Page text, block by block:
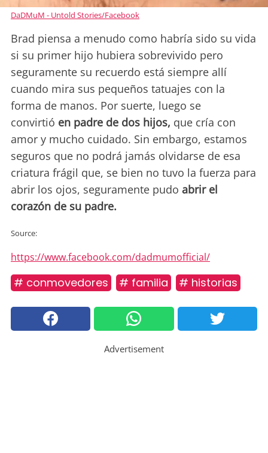
DaDMuM - Untold Stories/Facebook
Brad piensa a menudo como habría sido su vida
si su primer hijo hubiera sobrevivido pero
seguramente su recuerdo está siempre allí
cuando mira sus pequeños tatuajes con la
forma de manos. Por suerte, luego se
convirtió en padre de dos hijos, que cría con
amor y mucho cuidado. Sin embargo, estamos
seguros que no podrá jamás olvidarse de esa
criatura frágil que, se bien no tuvo la fuerza para
abrir los ojos, seguramente pudo abrir el
corazón de su padre.
Source:
https://www.facebook.com/dadmumofficial/
# conmovedores # familia # historias
Advertisement